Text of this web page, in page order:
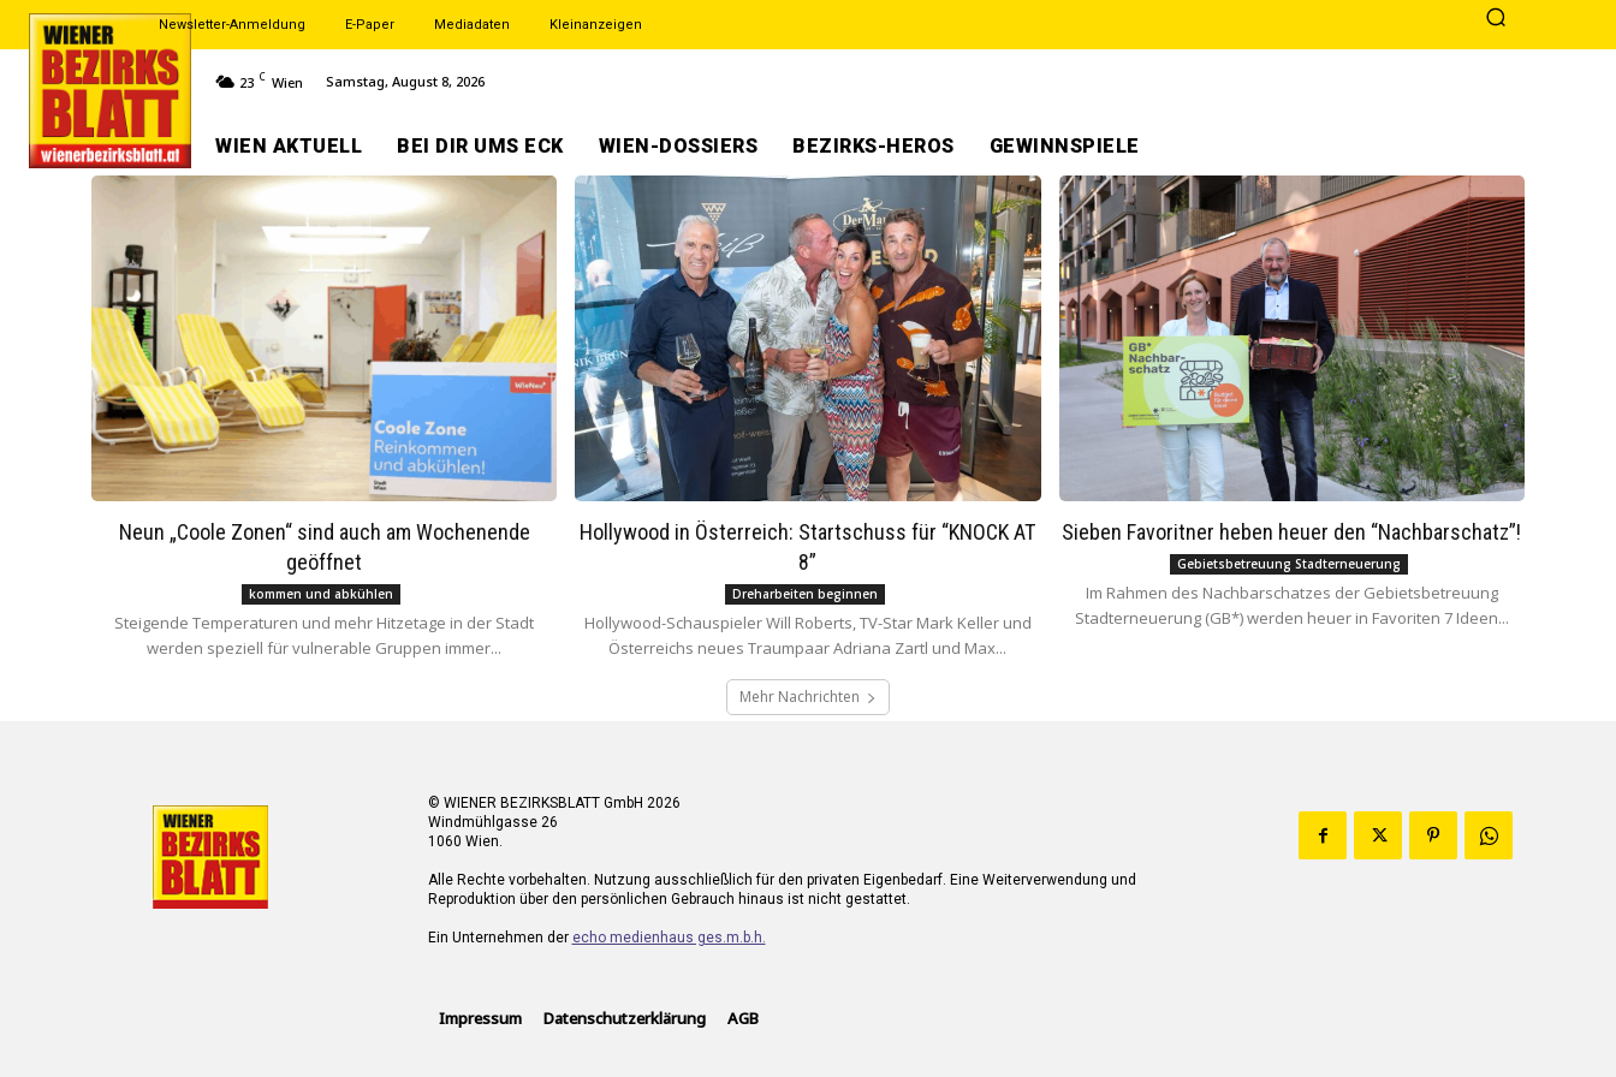
Newsletter-Anmeldung E-Paper Mediadaten Kleinanzeigen
23 C Wien Samstag, August 8, 2026
WIEN AKTUELL BEI DIR UMS ECK WIEN-DOSSIERS BEZIRKS-HEROS GEWINNSPIELE
Neun „Coole Zonen“ sind auch am Wochenende
geöffnet
kommen und abkühlen
Steigende Temperaturen und mehr Hitzetage in der Stadt
werden speziell für vulnerable Gruppen immer...
Hollywood in Österreich: Startschuss für “KNOCK AT
8”
Dreharbeiten beginnen
Hollywood-Schauspieler Will Roberts, TV-Star Mark Keller und
Österreichs neues Traumpaar Adriana Zartl und Max...
Sieben Favoritner heben heuer den “Nachbarschatz”!
Gebietsbetreuung Stadterneuerung
Im Rahmen des Nachbarschatzes der Gebietsbetreuung
Stadterneuerung (GB*) werden heuer in Favoriten 7 Ideen...
Mehr Nachrichten
© WIENER BEZIRKSBLATT GmbH 2026
Windmühlgasse 26
1060 Wien.
Alle Rechte vorbehalten. Nutzung ausschließlich für den privaten Eigenbedarf. Eine Weiterverwendung und
Reproduktion über den persönlichen Gebrauch hinaus ist nicht gestattet.
Ein Unternehmen der echo medienhaus ges.m.b.h.
Impressum Datenschutzerklärung AGB